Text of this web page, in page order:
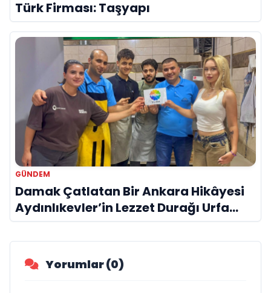
Türk Firması: Taşyapı
GÜNDEM
Damak Çatlatan Bir Ankara Hikâyesi
Aydınlıkevler’in Lezzet Durağı Urfa
Damak
Yorumlar (0)